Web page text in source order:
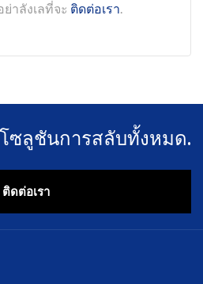
ย่าลังเลที่จะ ติดต่อเรา.
ซลูชันการสลับทั้งหมด.
ติดต่อเรา